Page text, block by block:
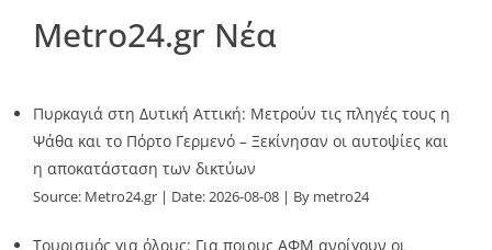
Metro24.gr Νέα
Πυρκαγιά στη Δυτική Αττική: Μετρούν τις πληγές τους η
Ψάθα και το Πόρτο Γερμενό – Ξεκίνησαν οι αυτοψίες και
η αποκατάσταση των δικτύων
Source: Metro24.gr Date: 2026-08-08 By metro24
Τουρισμός για όλους: Για ποιους ΑΦΜ ανοίγουν οι